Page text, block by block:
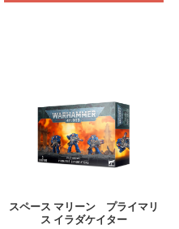
スペース マリーン プライマリ
ス イラダケイター